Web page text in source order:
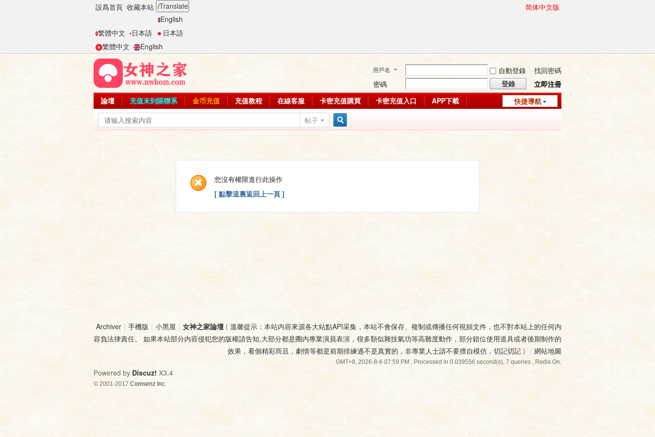
設爲首頁 收藏本站 Translate
English
繁體中文
日本語
日本語
繁體中文
English
简体中文版
用戶名 自動登錄
找回密碼
密碼
登錄
立即注冊
快捷導航
論壇 充值未到賬聯系 金币充值 充值教程 在線客服 卡密充值購買 卡密充值入口
APP下載
帖子
您沒有權限進行此操作
[ 點擊這裏返回上一頁 ]
Archiver | 手機版 | 小黑屋 | 女神之家論壇 ( 溫馨提示：本站内容來源各大站點API采集，本站不會保存、複制或傳播任何視頻文件，也不對本站上的任何内
容負法律責任。 如果本站部分内容侵犯您的版權請告知,大部分都是圈内專業演員表演，很多類似雜技氣功等高難度動作，部分錯位使用道具或者後期制作的
效果，看個精彩而且，劇情等都是前期排練過不是真實的，非專業人士請不要擅自模仿，切記切記 ) | 網站地圖
GMT+8, 2026-8-6 07:59 PM, Processed in 0.039556 second(s), 7 queries , Redis On.
Powered by Discuz! X3.4
© 2001-2017 Comsenz Inc.